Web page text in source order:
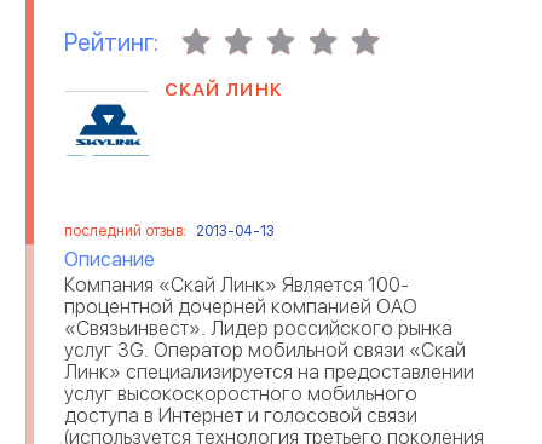
Рейтинг:
СКАЙ ЛИНК
последний отзыв: 2013-04-13
Описание
Компания «Скай Линк» Является 100-
процентной дочерней компанией ОАО
«Связьинвест». Лидер российского рынка
услуг 3G. Оператор мобильной связи «Скай
Линк» специализируется на предоставлении
услуг высокоскоростного мобильного
доступа в Интернет и голосовой связи
(используется технология третьего поколения